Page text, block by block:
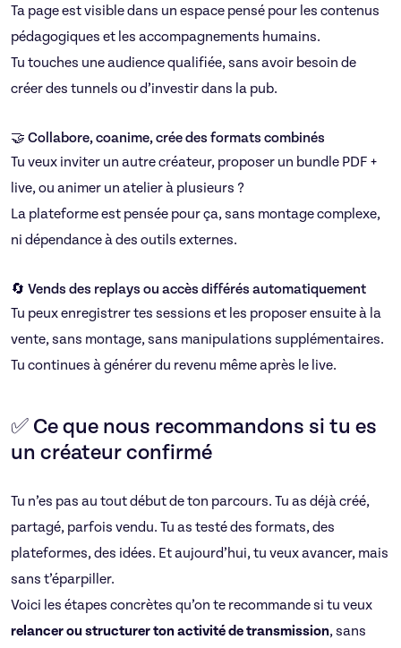
Ta page est visible dans un espace pensé pour les contenus
pédagogiques et les accompagnements humains.
Tu touches une audience qualifiée, sans avoir besoin de
créer des tunnels ou d’investir dans la pub.
🤝 Collabore, coanime, crée des formats combinés
Tu veux inviter un autre créateur, proposer un bundle PDF +
live, ou animer un atelier à plusieurs ?
La plateforme est pensée pour ça, sans montage complexe,
ni dépendance à des outils externes.
🔄 Vends des replays ou accès différés automatiquement
Tu peux enregistrer tes sessions et les proposer ensuite à la
vente, sans montage, sans manipulations supplémentaires.
Tu continues à générer du revenu même après le live.
✅ Ce que nous recommandons si tu es
un créateur confirmé
Tu n’es pas au tout début de ton parcours. Tu as déjà créé,
partagé, parfois vendu. Tu as testé des formats, des
plateformes, des idées. Et aujourd’hui, tu veux avancer, mais
sans t’éparpiller.
Voici les étapes concrètes qu’on te recommande si tu veux
relancer ou structurer ton activité de transmission, sans